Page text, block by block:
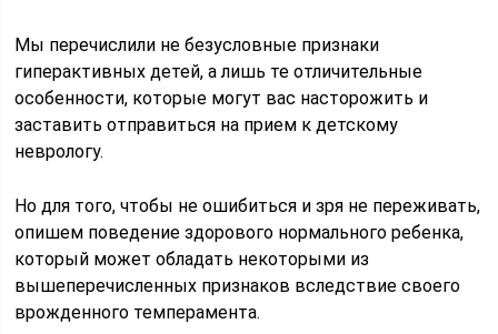
Мы перечислили не безусловные признаки
гиперактивных детей, а лишь те отличительные
особенности, которые могут вас насторожить и
заставить отправиться на прием к детскому
неврологу.
Но для того, чтобы не ошибиться и зря не переживать,
опишем поведение здорового нормального ребенка,
который может обладать некоторыми из
вышеперечисленных признаков вследствие своего
врожденного темперамента.